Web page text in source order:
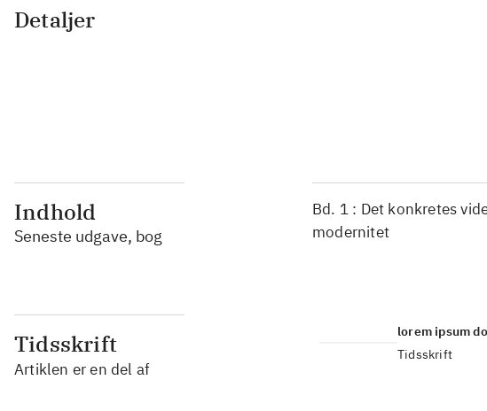
Detaljer
Indhold
Seneste udgave, bog
Bd. 1 : Det konkretes
modernitet
Tidsskrift
Artiklen er en del af
lorem ipsum
Tidsskrift